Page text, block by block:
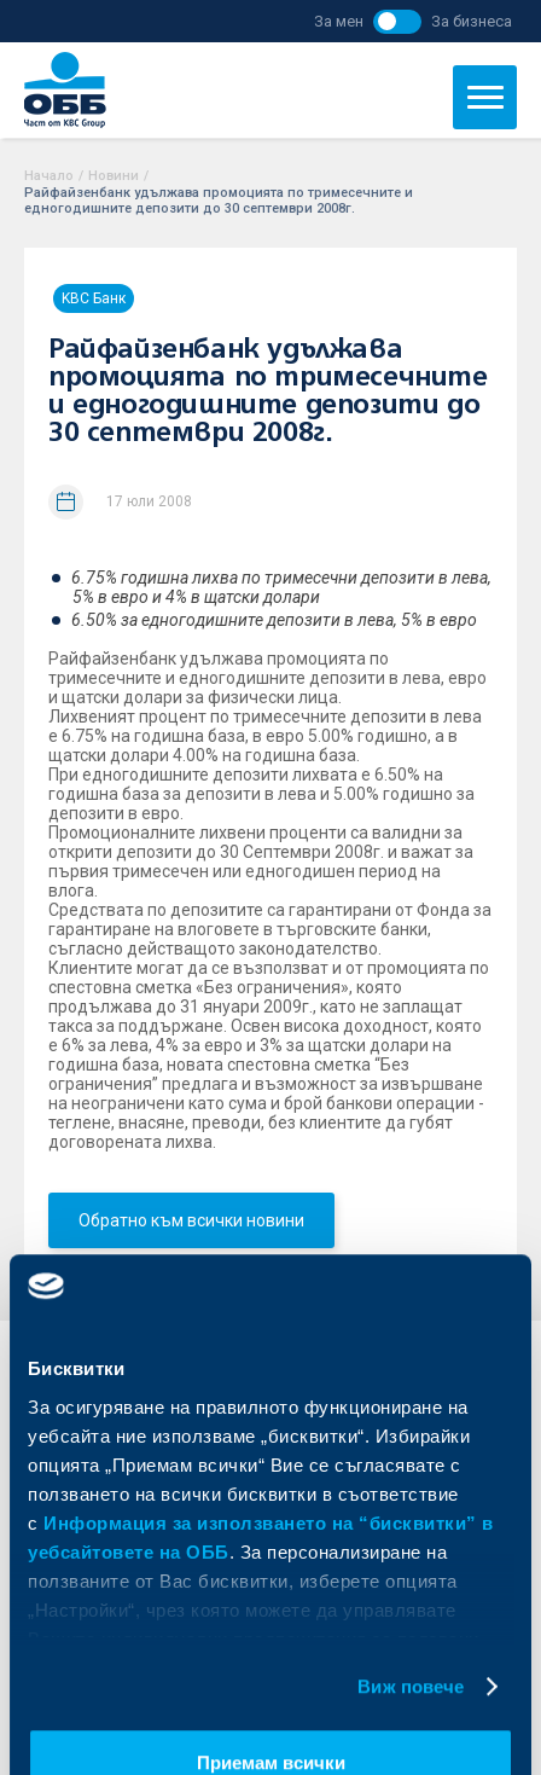
Бисквитки
За осигуряване на правилното функциониране на
уебсайта ние използваме „бисквитки“. Избирайки
опцията „Приемам всички“ Вие се съгласявате с
ползването на всички бисквитки в съответствие
с Информация за използването на “бисквитки” в
уебсайтовете на ОББ. За персонализиране на
ползваните от Вас бисквитки, изберете опцията
„Настройки“, чрез която можете да управлявате
Виж повече
Приемам всички
За мен За бизнеса
Начало / Новини /
Райфайзенбанк удължава промоцията по тримесечните и
едногодишните депозити до 30 септември 2008г.
KBC Банк
Райфайзенбанк удължава
промоцията по тримесечните
и едногодишните депозити до
30 септември 2008г.
17 юли 2008
6.75% годишна лихва по тримесечни депозити в лева,
5% в евро и 4% в щатски долари
6.50% за едногодишните депозити в лева, 5% в евро
Райфайзенбанк удължава промоцията по
тримесечните и едногодишните депозити в лева, евро
и щатски долари за физически лица.
Лихвеният процент по тримесечните депозити в лева
е 6.75% на годишна база, в евро 5.00% годишно, а в
щатски долари 4.00% на годишна база.
При едногодишните депозити лихвата е 6.50% на
годишна база за депозити в лева и 5.00% годишно за
депозити в евро.
Промоционалните лихвени проценти са валидни за
открити депозити до 30 Септември 2008г. и важат за
първия тримесечен или едногодишен период на
влога.
Средствата по депозитите са гарантирани от Фонда за
гарантиране на влоговете в търговските банки,
съгласно действащото законодателство.
Клиентите могат да се възползват и от промоцията по
спестовна сметка «Без ограничения», която
продължава до 31 януари 2009г., като не заплащат
такса за поддържане. Освен висока доходност, която
е 6% за лева, 4% за евро и 3% за щатски долари на
годишна база, новата спестовна сметка “Без
ограничения” предлага и възможност за извършване
на неограничени като сума и брой банкови операции -
теглене, внасяне, преводи, без клиентите да губят
договорената лихва.
Обратно към всички новини
Индивидуални
клиенти
Спестявания и инвестиции
Частно банкиране
Застраховки
Актуализация на клиентски данни
клиенти
Пазари, инвестиционно банкиране
и попечителски услуги
Факторинг
За ОББ Групата на KBC